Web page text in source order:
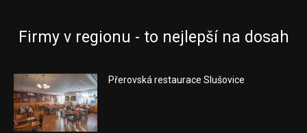
Firmy v regionu - to nejlepší na dosah
Přerovská restaurace Slušovice